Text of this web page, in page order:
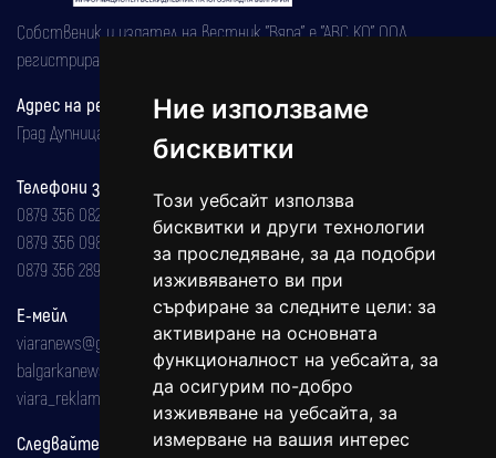
Ние използваме
бисквитки
Този уебсайт използва
бисквитки и други технологии
за проследяване, за да подобри
изживяването ви при
сърфиране за следните цели: за
активиране на основната
функционалност на уебсайта, за
да осигурим по-добро
изживяване на уебсайта, за
измерване на вашия интерес
Собственик и издател на вестник "Вяра" е "АВС КО" ООД,
регистрирана на 08.05.2002 година.
Адрес на редакцията
Град Дупница, ул.''Христо Ботев" 43
Телефони за реклама и абонаменти
0879 356 082
0879 356 098
0879 356 289
Е-мейл
viaranews@gmail.com
balgarkanews@gmail.com
viara_reklama@mail.bg
Следвайте ни: